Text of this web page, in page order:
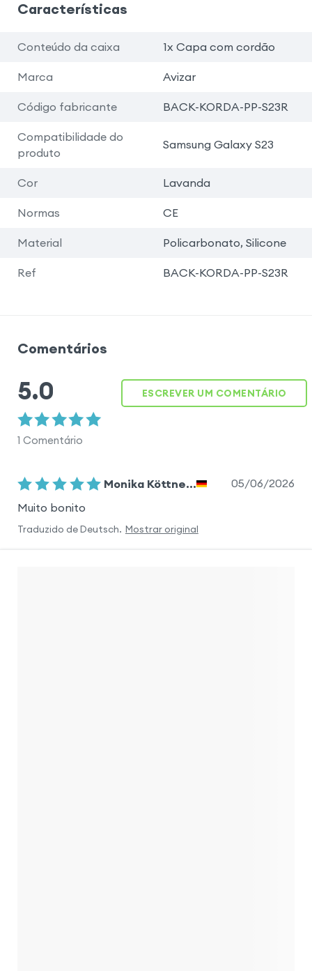
Características
Conteúdo da caixa 1x Capa com cordão
Marca Avizar
Código fabricante BACK-KORDA-PP-S23R
Compatibilidade do
produto
Samsung Galaxy S23
Cor Lavanda
Normas CE
Material Policarbonato, Silicone
Ref BACK-KORDA-PP-S23R
Comentários
5.0
1 Comentário
ESCREVER UM COMENTÁRIO
Monika Köttne...
05/06/2026
Muito bonito
Traduzido deDeutsch. Mostrar original